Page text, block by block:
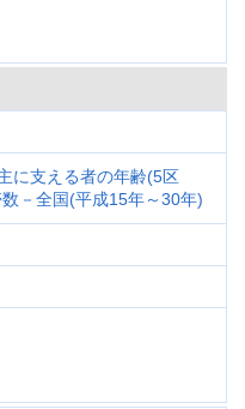
に支える者の年齢(5区
－全国(平成15年～30年)